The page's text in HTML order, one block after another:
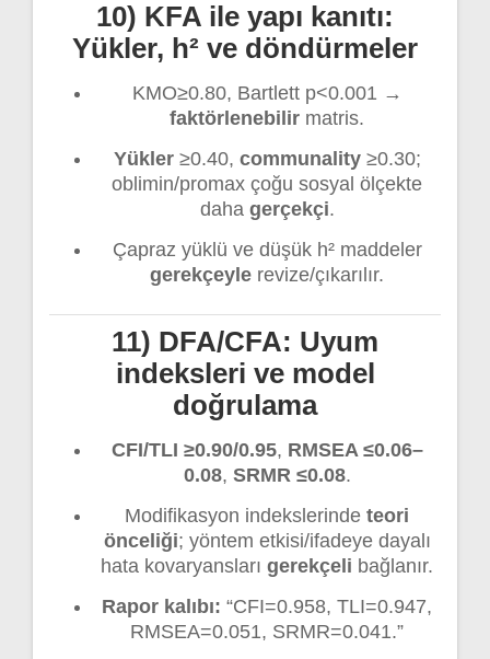
10) KFA ile yapı kanıtı:
Yükler, h² ve döndürmeler
KMO≥0.80, Bartlett p<0.001 →
faktörlenebilir matris.
Yükler≥0.40, communality≥0.30;
oblimin/promax çoğu sosyal ölçekte
daha gerçekçi.
Çapraz yüklü ve düşük h² maddeler
gerekçeyle revize/çıkarılır.
11) DFA/CFA: Uyum
indeksleri ve model
doğrulama
CFI/TLI ≥0.90/0.95, RMSEA ≤0.06–
0.08, SRMR ≤0.08.
Modifikasyon indekslerinde teori
önceliği; yöntem etkisi/ifadeye dayalı
hata kovaryansları gerekçeli bağlanır.
Rapor kalıbı: “CFI=0.958, TLI=0.947,
RMSEA=0.051, SRMR=0.041.”